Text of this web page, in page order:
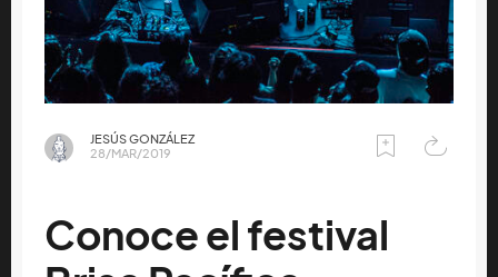
JESÚS GONZÁLEZ
28/MAR/2019
Conoce el festival